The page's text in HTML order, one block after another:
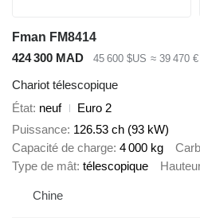
Fman FM8414
424 300 MAD
45 600 $US ≈ 39 470 €
Chariot télescopique
État neuf
Euro 2
Puissance 126.53 ch (93 kW)
Capacité de charge 4 000 kg
Type de mât télescopique
Chine